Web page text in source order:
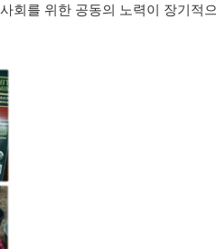
회를 위한 공동의 노력이 장기적